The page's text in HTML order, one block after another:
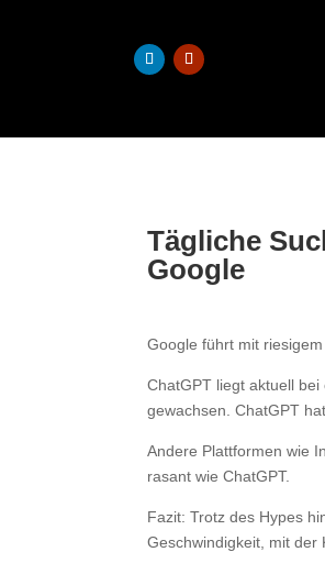
Tägliche
Google
Google führt mit
ChatGPT liegt aktuell
gewachsen. ChatGPT
Andere Plattformen wie
rasant wie ChatGPT.
Fazit: Trotz des Hypes
Geschwindigkeit, mit der